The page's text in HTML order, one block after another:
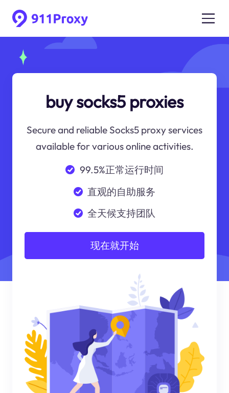
buy socks5 proxies
Secure and reliable Socks5 proxy services
available for various online activities.
99.5%正常运行时间
直观的自助服务
全天候支持团队
现在就开始